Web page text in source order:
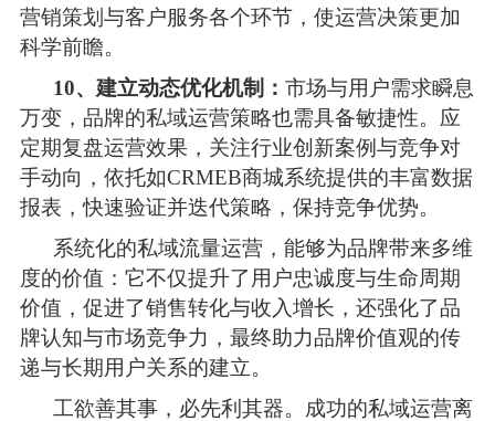
营销策划与客户服务各个环节，使运营决策更加
科学前瞻。
10、建立动态优化机制： 市场与用户需求瞬息
万变，品牌的私域运营策略也需具备敏捷性。应
定期复盘运营效果，关注行业创新案例与竞争对
手动向，依托如CRMEB商城系统提供的丰富数据
报表，快速验证并迭代策略，保持竞争优势。
系统化的私域流量运营，能够为品牌带来多维
度的价值：它不仅提升了用户忠诚度与生命周期
价值，促进了销售转化与收入增长，还强化了品
牌认知与市场竞争力，最终助力品牌价值观的传
递与长期用户关系的建立。
工欲善其事，必先利其器。成功的私域运营离